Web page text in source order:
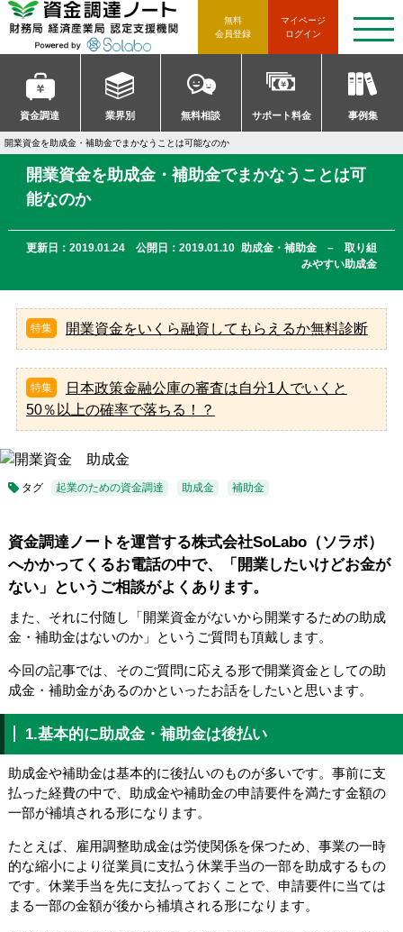
マイページ
ログイン
無料
会員登録
資金調達 業界別 無料相談 サポート料金 事例集
t
o
g
l
e
n
a
i
n
開業資金を助成金・補助金でまかなうことは可能なのか
開業資金を助成金・補助金でまかなうことは可
能なのか
更新日：2019.01.24 公開日：2019.01.10 助成金・補助金 – 取り組
みやすい助成金
開業資金をいくら融資してもらえるか無料診断
日本政策金融公庫の審査は自分1人でいくと
50％以上の確率で落ちる！？
タグ 起業のための資金調達 助成金 補助金
資金調達ノートを運営する株式会社SoLabo（ソラボ）
へかかってくるお電話の中で、「開業したいけどお金が
ない」というご相談がよくあります。
また、それに付随し「開業資金がないから開業するための助成
金・補助金はないのか」というご質問も頂戴します。
今回の記事では、そのご質問に応える形で開業資金としての助
成金・補助金があるのかといったお話をしたいと思います。
1.基本的に助成金・補助金は後払い
助成金や補助金は基本的に後払いのものが多いです。事前に支
払った経費の中で、助成金や補助金の申請要件を満たす金額の
一部が補填される形になります。
たとえば、雇用調整助成金は労使関係を保つため、事業の一時
的な縮小により従業員に支払う休業手当の一部を助成するもの
です。休業手当を先に支払っておくことで、申請要件に当ては
まる一部の金額が後から補填される形になります。